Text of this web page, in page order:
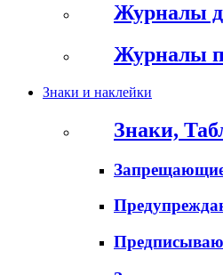
Журналы
Журналы
Знаки и наклейки
Знаки,